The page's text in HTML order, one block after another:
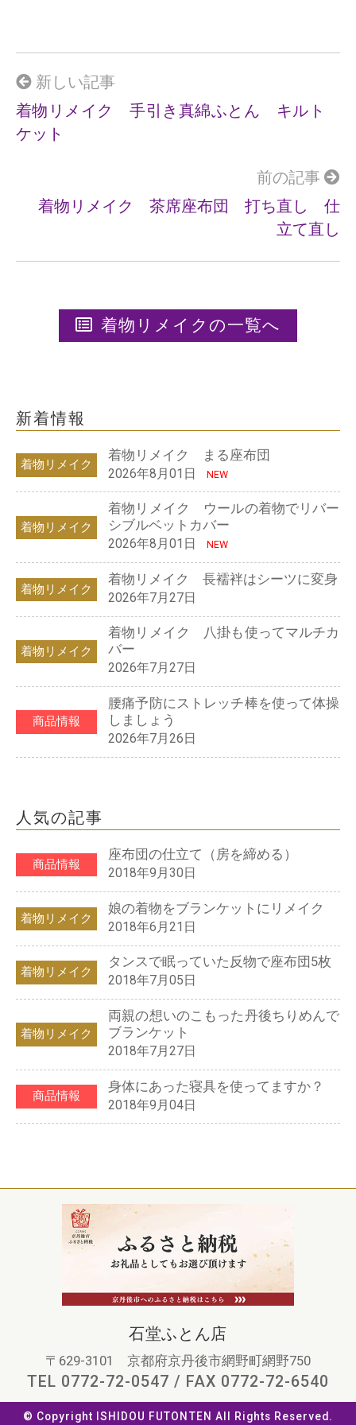
o
o
k
新しい記事
着物リメイク 手引き真綿ふとん キルト
ケット
前の記事
着物リメイク 茶席座布団 打ち直し 仕
立て直し
着物リメイクの一覧へ
新着情報
着物リメイク
着物リメイク まる座布団
2026年8月01日
NEW
着物リメイク
着物リメイク ウールの着物でリバー
シブルベットカバー
2026年8月01日
NEW
着物リメイク
着物リメイク 長襦袢はシーツに変身
2026年7月27日
着物リメイク
着物リメイク 八掛も使ってマルチカ
バー
2026年7月27日
商品情報
腰痛予防にストレッチ棒を使って体操
しましょう
2026年7月26日
人気の記事
商品情報
座布団の仕立て（房を締める）
2018年9月30日
着物リメイク
娘の着物をブランケットにリメイク
2018年6月21日
着物リメイク
タンスで眠っていた反物で座布団5枚
2018年7月05日
着物リメイク
両親の想いのこもった丹後ちりめんで
ブランケット
2018年7月27日
商品情報
身体にあった寝具を使ってますか？
2018年9月04日
石堂ふとん店
〒629-3101 京都府京丹後市網野町網野750
TEL 0772-72-0547 / FAX 0772-72-6540
© Copyright ISHIDOU FUTONTEN All Rights Reserved.